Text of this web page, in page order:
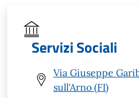
Servizi Sociali
Via Giuseppe
sull'Arno (FI)